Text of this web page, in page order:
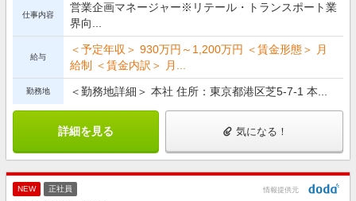
仕事内容
営業企画マネージャー※リテール・トランスポート業
界向...
給与
＜予定年収＞ 930万円～1,200万円 ＜賃金形態＞ 月
給制 ＜賃金内訳＞ 月...
勤務地 ＜勤務地詳細＞ 本社 住所：東京都港区芝5-7-1 本...
詳細を見る 気になる！
NEW 正社員 情報提供元